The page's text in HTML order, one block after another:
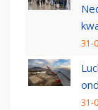
31-
31-